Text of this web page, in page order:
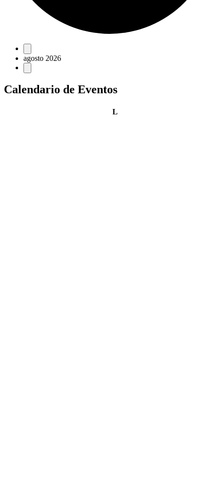
Eventos
agosto 2026
Calendario de Eventos
Llunes